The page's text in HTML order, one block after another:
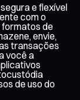
e flexível
com o
formatos de
envie,
transações
você a
de uso do